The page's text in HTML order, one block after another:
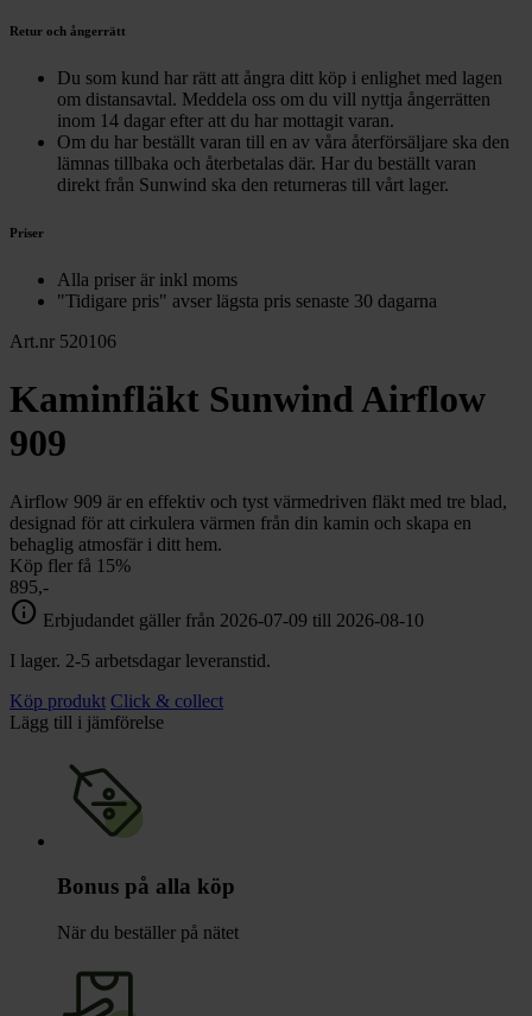
Retur och ångerrätt
Du som kund har rätt att ångra ditt köp i enlighet med lagen
om distansavtal. Meddela oss om du vill nyttja ångerrätten
inom 14 dagar efter att du har mottagit varan.
Om du har beställt varan till en av våra återförsäljare ska den
lämnas tillbaka och återbetalas där. Har du beställt varan
direkt från Sunwind ska den returneras till vårt lager.
Priser
Alla priser är inkl moms
"Tidigare pris" avser lägsta pris senaste 30 dagarna
Art.nr 520106
Kaminfläkt Sunwind Airflow
909
Airflow 909 är en effektiv och tyst värmedriven fläkt med tre blad,
designad för att cirkulera värmen från din kamin och skapa en
behaglig atmosfär i ditt hem.
Köp fler få 15%
895,-
info Erbjudandet gäller från 2026-07-09 till 2026-08-10
I lager. 2-5 arbetsdagar leveranstid.
Köp produkt Click & collect
Lägg till i jämförelse
Bonus på alla köp
När du beställer på nätet